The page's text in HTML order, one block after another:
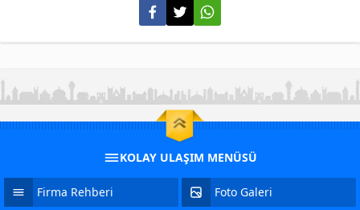
KOLAY ULAŞIM MENÜSÜ
Firma Rehberi Foto Galeri